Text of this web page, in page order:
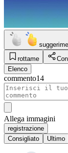
rottame
Elenco
commento14
Allega immagini
registrazione
Consigliato
Ultimo